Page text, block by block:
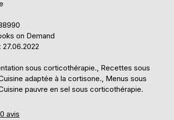
on Demand
sous corticothérapie., Recettes sous
adaptée à la cortisone., Menus sous
pauvre en sel sous corticothérapie.
0 avis